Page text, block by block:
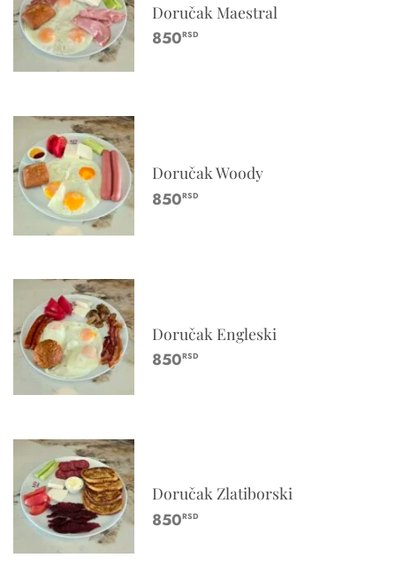
Doručak Maestral
850RSD
Doručak Woody
850RSD
Doručak Engleski
850RSD
Doručak Zlatiborski
850RSD